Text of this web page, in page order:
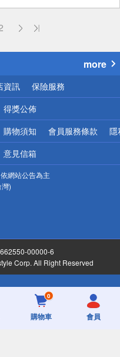
more
資訊 保險服務
得獎公佈
購物須知 會員服務條款 隱
意見信箱
網站公告為主
)
00000-6
Corp. All Right Reserved
0
購物車 會員